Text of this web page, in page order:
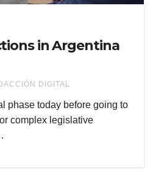
in Argentina
DIGITAL
phase today before going to
complex legislative